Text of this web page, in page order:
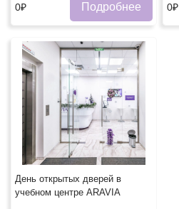
0₽ Подробнее 0₽
День открытых дверей в
учебном центре ARAVIA